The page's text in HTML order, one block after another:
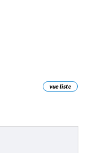
vue liste